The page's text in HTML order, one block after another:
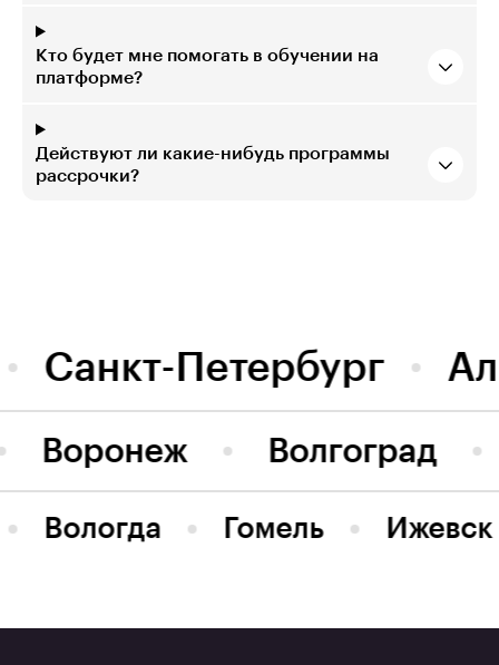
Кто будет мне помогать в обучении на
платформе?
Действуют ли какие-нибудь программы
рассрочки?
Санкт-Петербург
Волгоград
Воронеж
Вологда Гомель Ижевск